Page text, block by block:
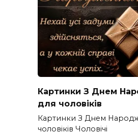
Картинки З Днем
для чоловіків​
Картинки З Днем
чоловіків​ Чоловічі